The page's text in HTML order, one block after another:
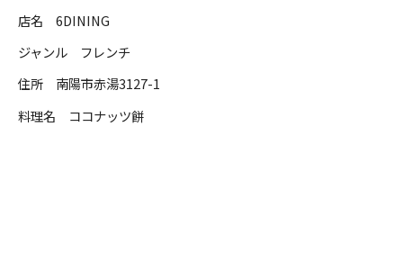
試写会・プレゼント
Present
ＹＢＣオンデマンド
店名 6DINING
ジャンル フレンチ
住所 南陽市赤湯3127-1
料理名 ココナッツ餅